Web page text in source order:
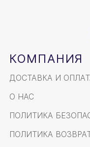
КОМПАНИЯ
ДОСТАВКА И
О НАС
ПОЛИТИКА
ПОЛИТИКА